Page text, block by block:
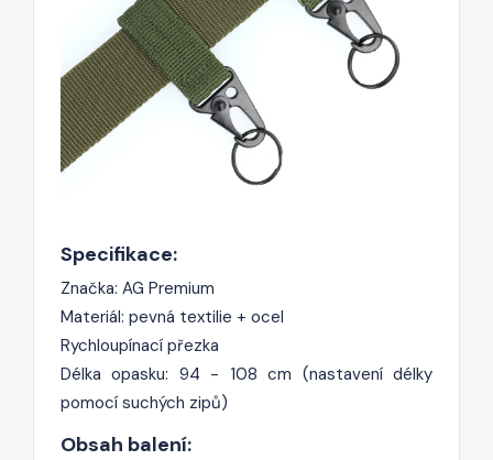
Specifikace:
Značka: AG Premium
Materiál: pevná textilie + ocel
Rychloupínací přezka
Délka opasku: 94 - 108 cm (nastavení délky
pomocí suchých zipů)
Obsah balení: